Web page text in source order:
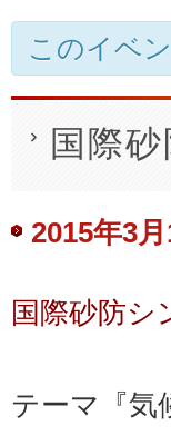
このイベ
国際
2015年3
Navigation
国際砂防
テーマ『気